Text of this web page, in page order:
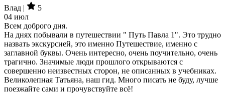
Влад |
5
04 июл
Всем доброго дня.
На днях побывали в путешествии " Путь Павла 1". Это трудно
назвать экскурсией, это именно Путешествие, именно с
заглавной буквы. Очень интересно, очень поучительно, очень
трагично. Значимые люди прошлого открываются с
совершенно неизвестных сторон, не описанных в учебниках.
Великолепная Татьяна, наш гид. Много писать не буду, лучше
поезжайте сами и прочувствуйте всё!